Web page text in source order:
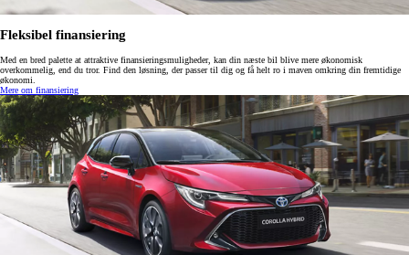
Fleksibel finansiering
Med en bred palette at attraktive finansieringsmuligheder, kan din næste bil blive mere økonomisk
overkommelig, end du tror. Find den løsning, der passer til dig og få helt ro i maven omkring din fremtidige
økonomi.
Mere om finansiering